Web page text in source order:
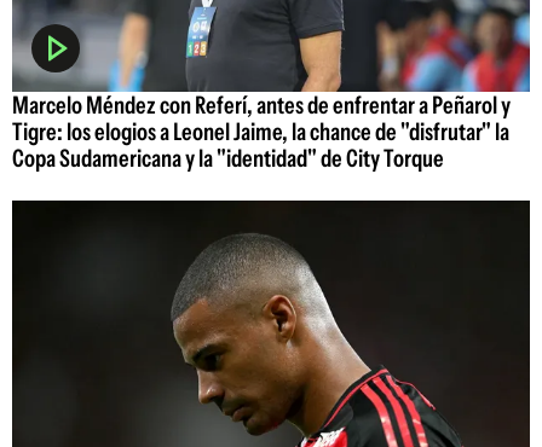
Marcelo Méndez con Referí, antes de enfrentar a Peñarol y
Tigre: los elogios a Leonel Jaime, la chance de "disfrutar" la
Copa Sudamericana y la "identidad" de City Torque